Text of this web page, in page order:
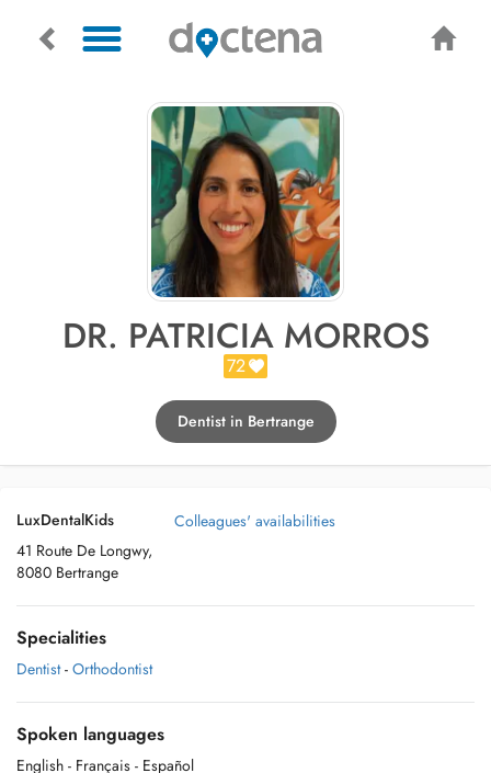
DR. PATRICIA MORROS
72
Dentist in Bertrange
LuxDentalKids
41 Route De Longwy,
8080 Bertrange
Colleagues' availabilities
Specialities
Dentist - Orthodontist
Spoken languages
English - Français - Español